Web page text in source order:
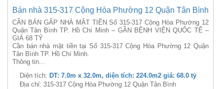
Bán nhà 315-317 Cộng Hòa Phường 12 Quận Tân Bình
CẦN BÁN GẤP NHÀ MẶT TIỀN Số 315-317 Cộng Hòa Phường 12
Quận Tân Bình TP. Hồ Chí Minh – GẦN BỆNH VIỆN QUỐC TẾ –
GIÁ 68 TỶ
Cần bán nhà mặt tiền tại Số 315-317 Cộng Hòa Phường 12 Quận
Tân Bình TP. Hồ Chí Minh.
Thông tin...
Diện tích: DT: 7.0m x 32.0m, diện tích: 224.0m2 giá: 68.0 tỷ
Địa chỉ: 315-317 Cộng Hòa Phường 12 Quận Tân Bình